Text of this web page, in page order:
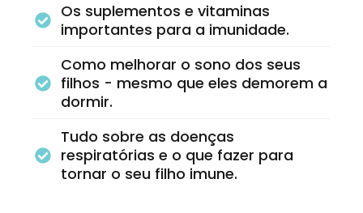
Os suplementos e vitaminas
importantes para a imunidade.
Como melhorar o sono dos seus
filhos - mesmo que eles demorem a
dormir.
Tudo sobre as doenças
respiratórias e o que fazer para
tornar o seu filho imune.